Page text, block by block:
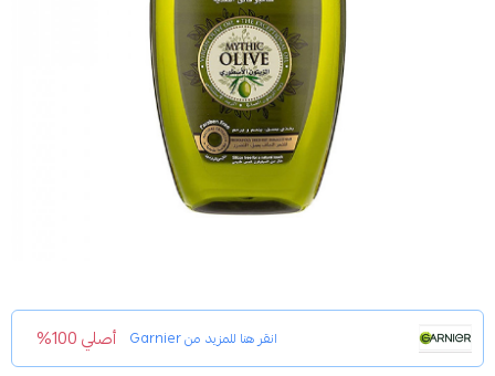
انقر هنا للمزيد منGarnier أصلي 100%